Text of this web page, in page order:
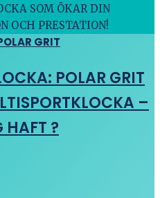
SOM ÖKAR DIN
OCH PRESTATION!
POLAR GRIT
–
HAFT ?